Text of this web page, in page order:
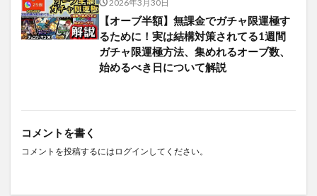
2026年3月30日
【オーブ半額】無課金でガチャ限運極す
るために！実は結構対策されてる1週間
ガチャ限運極方法、集めれるオーブ数、
始めるべき日について解説
コメントを書く
コメントを投稿するには ログイン してください。